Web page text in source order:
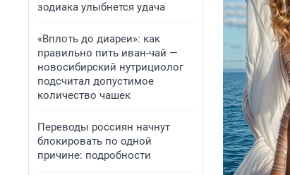
зодиака улыбнется удача
«Вплоть до диареи»: как
правильно пить иван-чай —
новосибирский нутрициолог
подсчитал допустимое
количество чашек
Переводы россиян начнут
блокировать по одной
причине: подробности